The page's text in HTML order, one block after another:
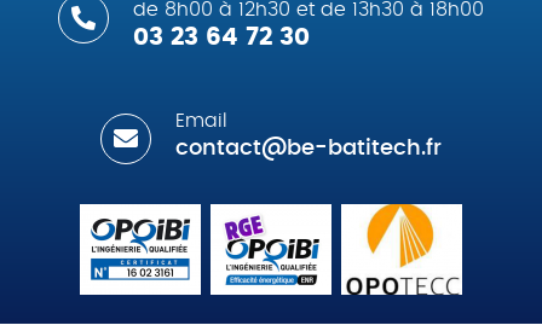
de 8h00 à 12h30 et de 13h30 à 18h00
03 23 64 72 30
Email
contact@be-batitech.fr